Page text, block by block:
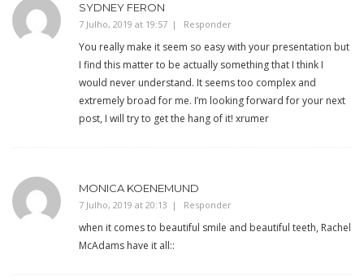
SYDNEY FERON
7 Julho, 2019 at 19:57 Responder
You really make it seem so easy with your presentation but
I find this matter to be actually something that I think I
would never understand. It seems too complex and
extremely broad for me. I’m looking forward for your next
post, I will try to get the hang of it! xrumer
MONICA KOENEMUND
7 Julho, 2019 at 20:13 Responder
when it comes to beautiful smile and beautiful teeth, Rachel
McAdams have it all::